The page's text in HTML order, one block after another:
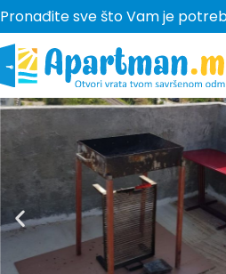
Pronađite sve što Vam je